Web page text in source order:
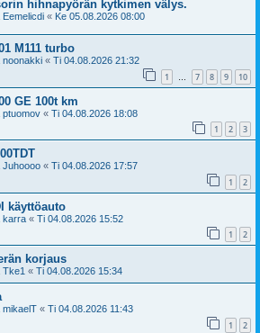
hihnapyörän kytkimen välys.
Eemelicdi « Ke 05.08.2026 08:00
M111 turbo
noonakki « Ti 04.08.2026 21:32
1 7 8 9 10
GE 100t km
ptuomov « Ti 04.08.2026 18:08
1 2 3
Juhoooo « Ti 04.08.2026 17:57
1 2
käyttöauto
karra « Ti 04.08.2026 15:52
1 2
korjaus
Tke1 « Ti 04.08.2026 15:34
mikaelT « Ti 04.08.2026 11:43
1 2